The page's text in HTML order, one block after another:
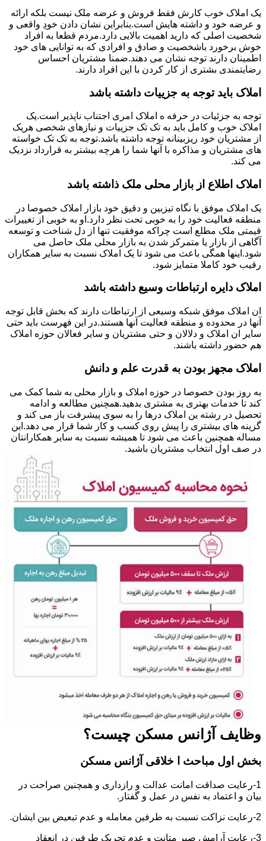
یک املاک خوب کارش فقط فروش و عرضه ملک نیست بلکه ارائه
و عرضه خود و داشته هایش است.بنابراین نشان دادن خودِ واقعی و
شخصیت اصلی که دارید اهمیت بالایی دارد.مردم قطعا به افراد
خوش برخورد باشخصیت و صادق و افرادی که به توانایی های خود
اطمینان دارند توجه نشان می دهند.ضمنا مشتریان احساس
رضایتمندی بشتری از کار کردن با این افراد دارند.
املاک باید توجه به جزییات داشته باشد
توجه به جزئیات در حرفه ه املاک امری اجتناب ناپذیر است.یک
املاک خوب و کامل باید به تک تک جزییات و نیازهای شخصی هریک
از مشتریان خود ریزبینانه توجه داشته باشد.توجه به تک تک خواسته
های مشتریان و مذاکره با آنها شما را هرچه بیشتر به قرارداد نزدیک
می کند.
املاک اطلاع از بازار محلی ملک ذاشته باشد
یک املاک موفق با نگاه تیزبین و دقیق خود بازار املاک خصوصا در
منطقه فعالیت خود را به خوبی تحت نظر دارد.او به خوبی از تغییرات
قیمتی ملک مطلع است چراکه موفقیت تنها از دل شناخت و توسعه
آگاهی از بازار یا متمرکز شدن به بازار محلی ملک حاصل می
شود.اینها همگی باعث می شود تا یک املاک نسبت به سایر همکاران
رقیب خود کاملا متمایز شود.
املاک دایره ارتباطات وسیع داشته باشد
ان املاک موفق شبکه وسیعی از ارتباطات دارند که بخش قابل توجه
آنها در محدوده و منطقه فعالیت آنها هستند.در این فهرست باید حتی
سایر ان املاک و دلالان و حتی مشتریان و سایر فعالان حوزه املاک
هم حضور داشته باشند.
املاک مجهز بودن به قدرت علم و دانش
به روز بودن خصوصا در حوزه املاک و بازار محلی به شما کمک می
کند تا خدمات بهتری به مشتری بدهید.همچنین مطالعه و ادامه
تحصیل در رشته ین املاک درها را به سوی پیشرفت باز می کند و
گزینه های بیشتری را پیش روی کسب و کار شما قرار می دهد.این
مساله همچنین باعث می شود تا همیشه نسبت به سایر همکارانتان
در صف اول انتخاب مشتریان باشید.
وظایف آژانس مسکن چیست؟
بخش اول مباحث ا خلاقی آژانس مسکن
1-رعایت صداقت امانت عدالت و رازداری و همچنین صراحت در
بیان و اعتماد به نفس در عمل و گفتار.
2-رعایت نزاکت نسبت به طرفین معامله و عدم تبعیض بین ایشان.
3-رعایت آرامش صبر متانت و عدم تحریک طرفین در انعقاد